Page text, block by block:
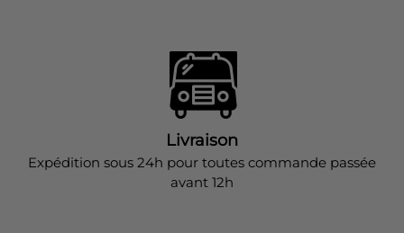
Livraison
Expédition sous 24h pour toutes commande passée
avant 12h